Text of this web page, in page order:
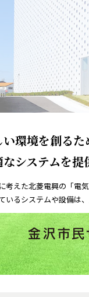
環境を創るた
システムを提
考えた北菱電興の「電
いるシステムや設備は